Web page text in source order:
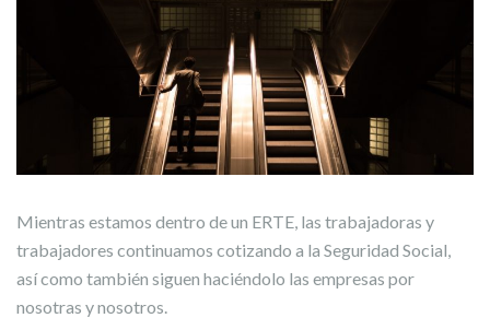
Mientras estamos dentro de un ERTE, las trabajadoras y
trabajadores continuamos cotizando a la Seguridad Social,
así como también siguen haciéndolo las empresas por
nosotras y nosotros.